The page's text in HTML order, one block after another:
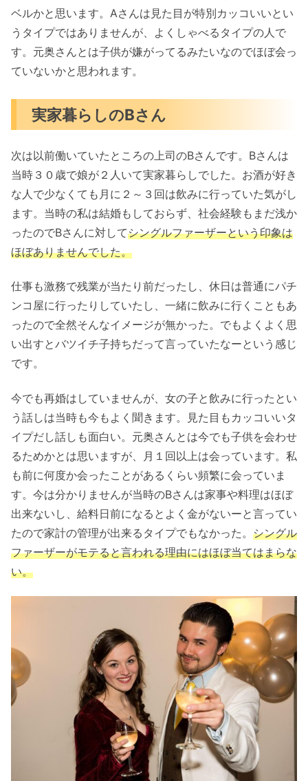
ベルかと思います。Aさんは見た目が特別カッコいいとい
うタイプではありませんが、よくしゃべるタイプの人で
す。元奥さんとは子供が嫌がってるみたいなのでほぼ会っ
ていないかと思われます。
実家暮らしのBさん
次は以前働いていたところの上司のBさんです。Bさんは
当時３０歳で娘が２人いて実家暮らしでした。お酒が好き
な人で少なくても月に２～３回は飲みに行っていた気がし
ます。当時の私は結婚もしておらず、社会経験もまだ浅か
ったのでBさんに対してシングルファーザーという印象は
ほぼありませんでした。
仕事も激務で残業が当たり前だったし、休日は普通にパチ
ンコ屋に行ったりしていたし、一緒に飲みに行くこともあ
ったので全然そんなイメージが無かった。でもよくよく思
い出すとバツイチ子持ちだって言っていたなーという感じ
です。
今でも再婚はしていませんが、女の子と飲みに行ったとい
う話しは当時も今もよく聞きます。見た目もカッコいいタ
イプだし話しも面白い。元奥さんとは今でも子供を会わせ
るためかとは思いますが、月１回以上は会っています。私
も前に何度か会ったことがあるくらい頻繁に会っていま
す。今は分かりませんが当時のBさんは家事や料理はほぼ
出来ないし、給料日前になるとよく金がないーと言ってい
たので家計の管理が出来るタイプでもなかった。 シングル
ファーザーがモテると言われる理由にはほぼ当てはまらな
い。